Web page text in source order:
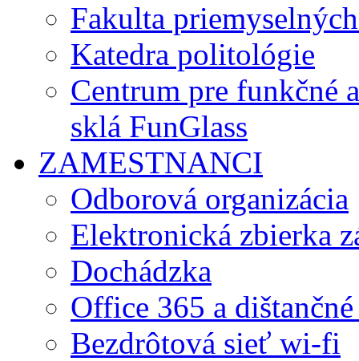
Fakulta
Katedra politológie
Centrum pre funkčné
sklá FunGlass
ZAMESTNANCI
Odborová organizácia
Elektronická zbierka
Dochádzka
Office 365 a
Bezdrôtová sieť wi-fi